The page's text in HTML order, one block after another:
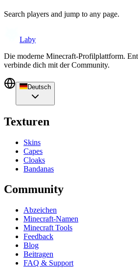
Search players and jump to any page.
Laby
Die moderne Minecraft-Profilplattform.
verbinde dich mit der Community.
Deutsch
Texturen
Skins
Capes
Cloaks
Bandanas
Community
Abzeichen
Minecraft-Namen
Minecraft Tools
Feedback
Blog
Beitragen
FAQ & Support